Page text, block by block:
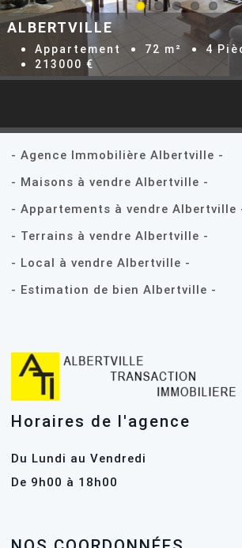
ALBERTVILLE
Appartement 72 m²
4
213000 €
- Agence Immobilière Albertville -
- Maisons à vendre Albertville -
- Appartements à vendre Albertville
- Terrains à vendre Albertville -
- Local à vendre Albertville -
- Estimation de bien Albertville -
Horaires de l'agence
Du Lundi au Vendredi
De 9h00 à 18h00